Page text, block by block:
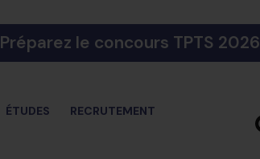
Préparez le concours TPTS 2026
ÉTUDES RECRUTEMENT